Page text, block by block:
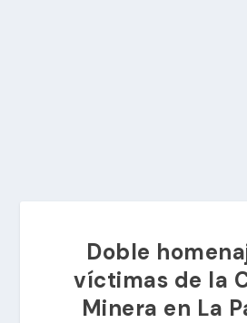
Doble
víctimas de la
Minera en La